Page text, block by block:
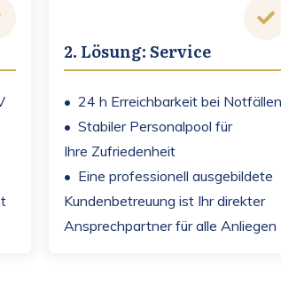
2. Lösung: Service
• 24 h Erreichbarkeit bei Notfällen
• Stabiler Personalpool für
Ihre Zufriedenheit
• Eine professionell ausgebildete
Kundenbetreuung ist Ihr direkter
Ansprechpartner für alle Anliegen